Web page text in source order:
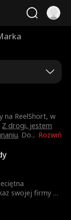
Rozwiń
na ReelShort, w
Z drogi, jestem
. Do...
swojej firmy na